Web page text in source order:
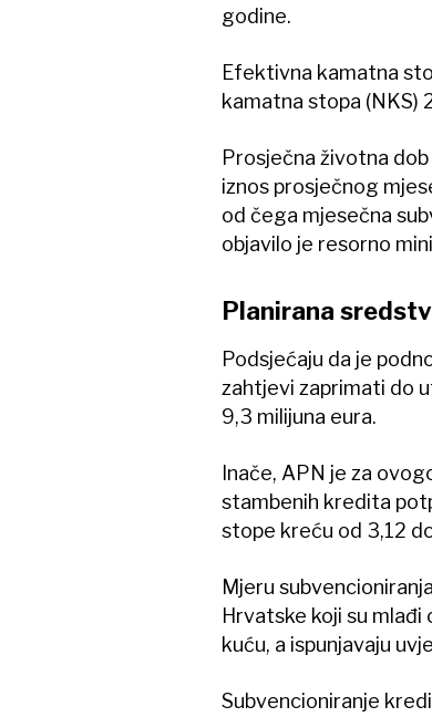
godine.
Efektivna kamatna
kamatna stopa (NKS)
Prosječna životna
iznos prosječnog
od čega mjesečna
objavilo je resorno
Planirana
Podsjećaju da je
zahtjevi zaprimati do
9,3 milijuna eura.
Inače, APN je za
stambenih kredita
stope kreću od 3,12
Mjeru
Hrvatske koji su
kuću, a ispunjavaju
Subvencioniranje